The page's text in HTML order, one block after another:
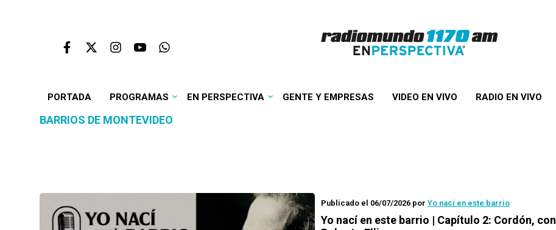
PORTADA PROGRAMAS EN PERSPECTIVA GENTE Y EMPRESAS VIDEO EN VIVO RADIO EN VIVO
BARRIOS DE MONTEVIDEO
Publicado el 06/07/2026 por Yo nací en este barrio
Yo nací en este barrio | Capítulo 2: Cordón, con